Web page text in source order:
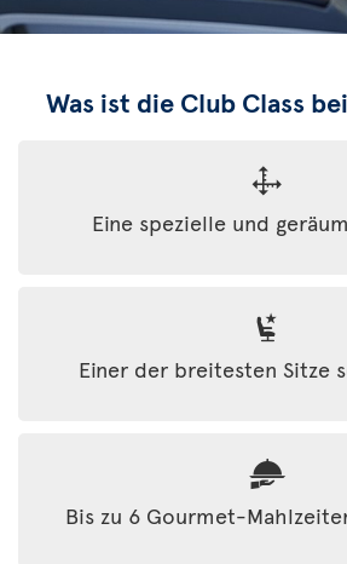
Was ist die Club Class
Eine spezielle und
Einer der breitesten Sitze
Bis zu 6 Gourmet-